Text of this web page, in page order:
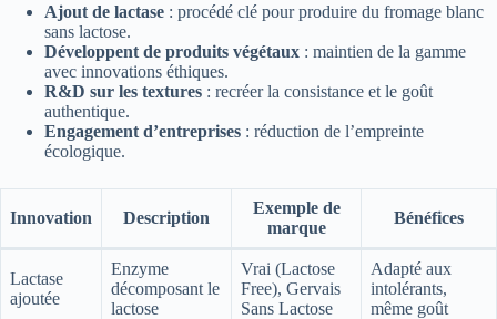
Ajout de lactase : procédé clé pour produire du fromage blanc
sans lactose.
Développent de produits végétaux : maintien de la gamme
avec innovations éthiques.
R&D sur les textures : recréer la consistance et le goût
authentique.
Engagement d’entreprises : réduction de l’empreinte
écologique.
Innovation Description
Exemple de
marque
Bénéfices
Lactase
ajoutée
Enzyme
décomposant le
lactose
Vrai (Lactose
Free), Gervais
Sans Lactose
Adapté aux
intolérants,
même goût